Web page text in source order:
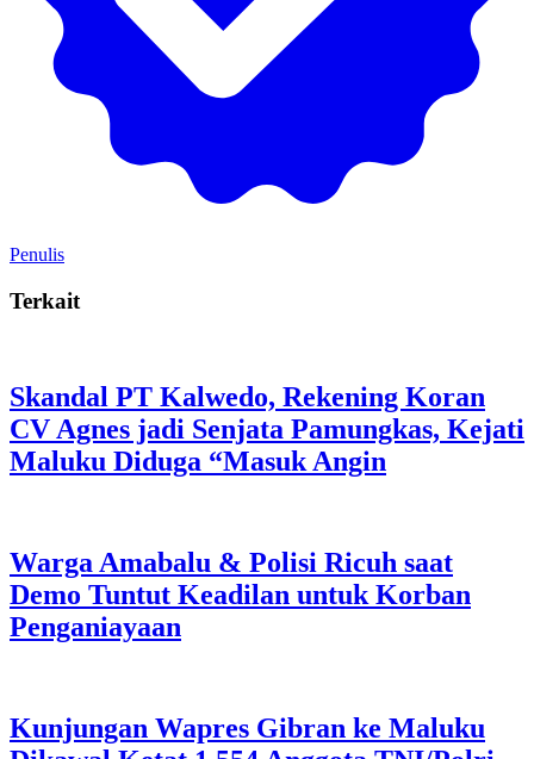
Penulis
Terkait
Skandal PT Kalwedo, Rekening Koran
CV Agnes jadi Senjata Pamungkas, Kejati
Maluku Diduga “Masuk Angin
Warga Amabalu & Polisi Ricuh saat
Demo Tuntut Keadilan untuk Korban
Penganiayaan
Kunjungan Wapres Gibran ke Maluku